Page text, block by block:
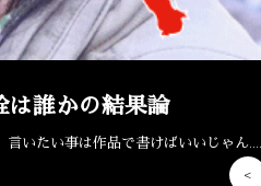
は誰かの結果論
いたい事は作品で書けばいいじゃん……
<